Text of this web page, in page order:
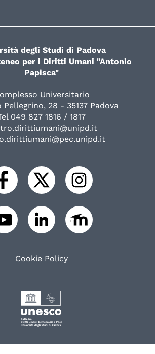
degli Studi di Padova
per i Diritti Umani "Antonio
Papisca"
Universitario
Pellegrino, 28 - 35137 Padova
049 827 1816 / 1817
Cookie Policy